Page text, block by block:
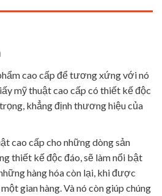
cao cấp để tương xứng với nó
mỹ thuật cao cấp có thiết kế độc
khẳng định thương hiệu của
cao cấp cho những dòng sản
thiết kế độc đáo, sẽ làm nổi bật
hàng hóa còn lại, khi được
gian hàng. Và nó còn giúp chúng